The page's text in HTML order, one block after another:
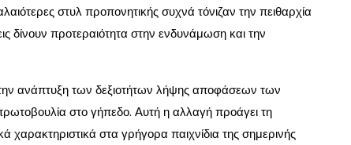
στυλ προπονητικής συχνά τόνιζαν την πειθαρχία
δίνουν προτεραιότητα στην ενδυνάμωση και την
ανάπτυξη των δεξιοτήτων λήψης αποφάσεων των
στο γήπεδο. Αυτή η αλλαγή προάγει τη
χαρακτηριστικά στα γρήγορα παιχνίδια της σημερινής